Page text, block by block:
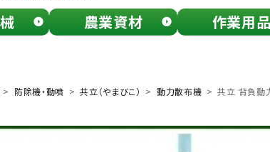
農業資材 作業用品
search
防除機・動噴 共立（やまびこ） 動力散布機 共立 背負動